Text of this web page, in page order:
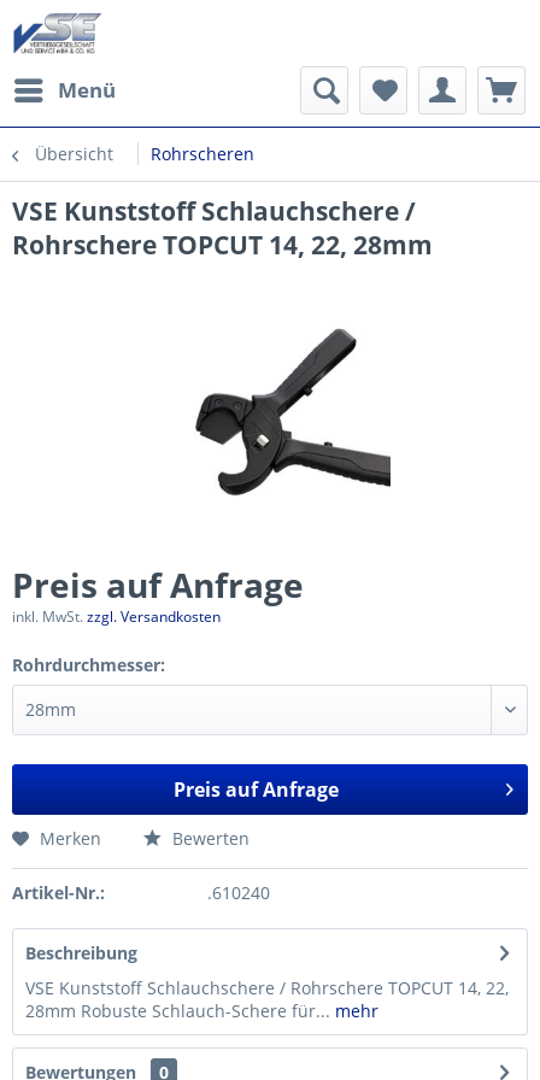
Menü
Übersicht Rohrscheren
VSE Kunststoff Schlauchschere /
Rohrschere TOPCUT 14, 22, 28mm
Preis auf Anfrage
inkl. MwSt.zzgl. Versandkosten
Rohrdurchmesser:
Preis auf Anfrage
Merken Bewerten
Artikel-Nr.: .610240
Beschreibung
VSE Kunststoff Schlauchschere / Rohrschere TOPCUT 14, 22,
28mm Robuste Schlauch-Schere für... mehr
Bewertungen 0